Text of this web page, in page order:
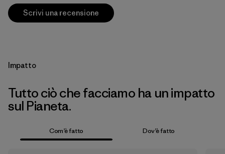
Scrivi una recensione
Impatto
Tutto ciò che facciamo ha un impatto
sul Pianeta.
Com’è fatto Dov’è fatto